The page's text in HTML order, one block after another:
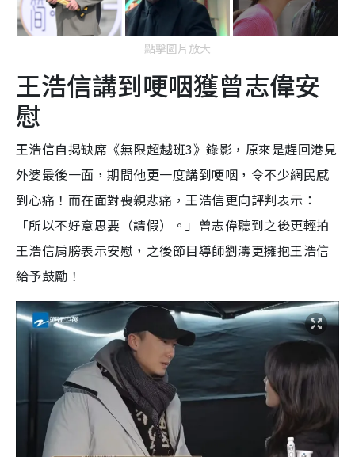
點擊圖片放大
王浩信講到哽咽獲曾志偉安
慰
王浩信自揭缺席《無限超越班3》錄影，原來是趕回港見
外婆最後一面，期間他更一度講到哽咽，令不少網民感
到心痛！而在面對喪親悲痛，王浩信更向評判表示：
「所以不好意思要（請假）。」曾志偉聽到之後更輕拍
王浩信肩膀表示安慰，之後節目導師劉濤更擁抱王浩信
給予鼓勵！